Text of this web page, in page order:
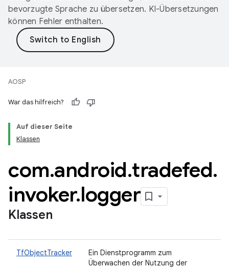
bevorzugte Sprache zu übersetzen. KI-Übersetzungen
können Fehler enthalten.
AOSP
War das hilfreich?
Auf dieser Seite
Klassen
com.android.tradefed.
invoker.logger
Klassen
TfObjectTracker
Ein Dienstprogramm zum
Überwachen der Nutzung der